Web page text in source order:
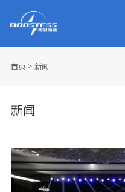
首页> 新闻
新闻